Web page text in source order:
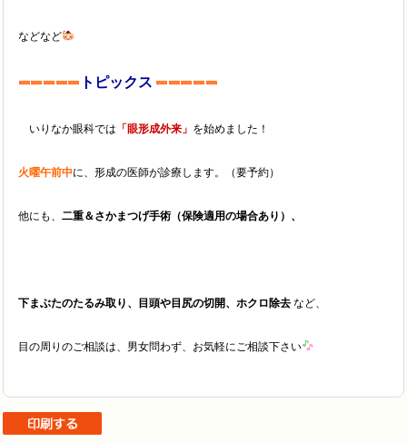
などなど
トピックス
いりなか眼科では 「眼形成外来」 を始めました！
火曜午前中に、形成の医師が診療します。（要予約）
他にも、 二重＆さかまつげ手術（保険適用の場合あり）、
下まぶたのたるみ取り、目頭や目尻の切開、ホクロ除去 など、
目の周りのご相談は、男女問わず、お気軽にご相談下さい